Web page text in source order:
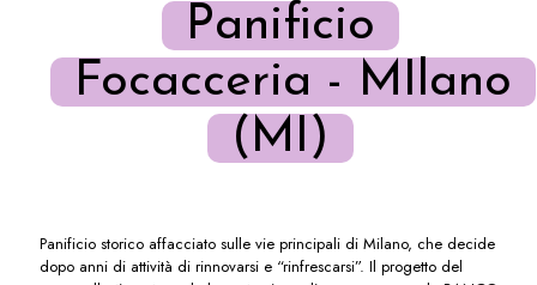
Panificio
Focacceria - MIlano
(MI)
Panificio storico affacciato sulle vie principali di Milano, che decide
dopo anni di attività di rinnovarsi e “rinfrescarsi”. Il progetto del